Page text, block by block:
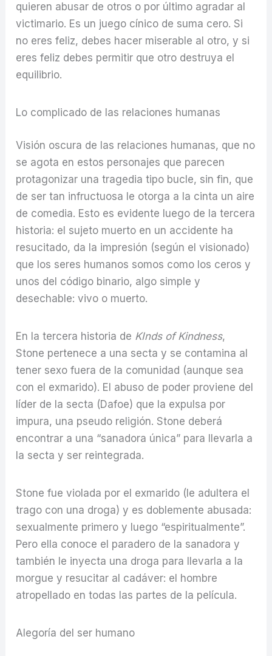
quieren abusar de otros o por último agradar al
victimario. Es un juego cínico de suma cero. Si
no eres feliz, debes hacer miserable al otro, y si
eres feliz debes permitir que otro destruya el
equilibrio.
Lo complicado de las relaciones humanas
Visión oscura de las relaciones humanas, que no
se agota en estos personajes que parecen
protagonizar una tragedia tipo bucle, sin fin, que
de ser tan infructuosa le otorga a la cinta un aire
de comedia. Esto es evidente luego de la tercera
historia: el sujeto muerto en un accidente ha
resucitado, da la impresión (según el visionado)
que los seres humanos somos como los ceros y
unos del código binario, algo simple y
desechable: vivo o muerto.
En la tercera historia de KInds of Kindness,
Stone pertenece a una secta y se contamina al
tener sexo fuera de la comunidad (aunque sea
con el exmarido). El abuso de poder proviene del
líder de la secta (Dafoe) que la expulsa por
impura, una pseudo religión. Stone deberá
encontrar a una “sanadora única” para llevarla a
la secta y ser reintegrada.
Stone fue violada por el exmarido (le adultera el
trago con una droga) y es doblemente abusada:
sexualmente primero y luego “espiritualmente”.
Pero ella conoce el paradero de la sanadora y
también le inyecta una droga para llevarla a la
morgue y resucitar al cadáver: el hombre
atropellado en todas las partes de la película.
Alegoría del ser humano